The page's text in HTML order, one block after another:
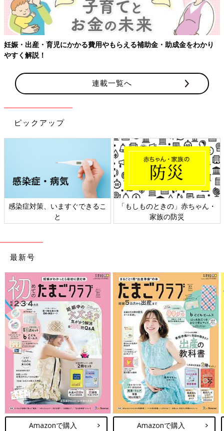
妊娠・出産・育児にかかる費用やもらえる補助金・助成金をわかり
やすく解説！
連載一覧へ
ピックアップ
感染症対策、いますぐできるこ
と
「もしものときの」赤ちゃん・
家族の防災
最新号
Amazonで購入 Amazonで購入